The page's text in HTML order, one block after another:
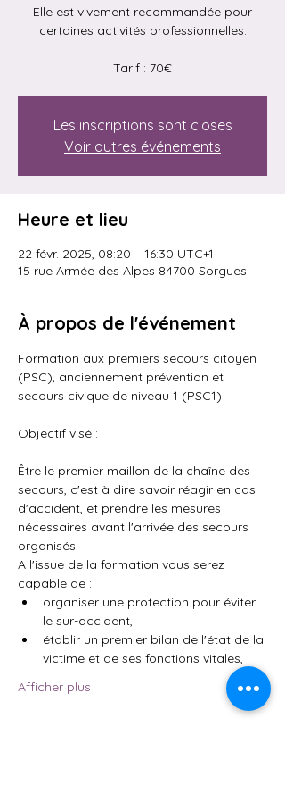
Elle est vivement recommandée pour
certaines activités professionnelles.
Tarif : 70€
Les inscriptions sont closes
Voir autres événements
Heure et lieu
22 févr. 2025, 08:20 – 16:30 UTC+1
15 rue Armée des Alpes 84700 Sorgues
À propos de l'événement
Formation aux premiers secours citoyen
(PSC), anciennement prévention et
secours civique de niveau 1 (PSC1)
Objectif visé :
Être le premier maillon de la chaîne des
secours, c'est à dire savoir réagir en cas
d'accident, et prendre les mesures
nécessaires avant l'arrivée des secours
organisés.
A l'issue de la formation vous serez
capable de :
organiser une protection pour éviter
le sur-accident,
établir un premier bilan de l'état de la
victime et de ses fonctions vitales,
Afficher plus